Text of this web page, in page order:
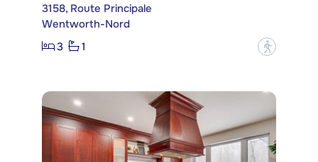
3158, Route Principale
Wentworth-Nord
3
1 ?